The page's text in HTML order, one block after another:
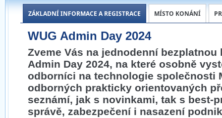
ZÁKLADNÍ INFORMACE A REGISTRACE MÍSTO KONÁNÍ
WUG Admin Day 2024
Zveme Vás na jednodenní bezplatnou
Admin Day 2024, na které osobně
odborníci na technologie společnosti
odborných prakticky orientovaných
seznámí, jak s novinkami, tak s best-
správě, zabezpečení i nasazení